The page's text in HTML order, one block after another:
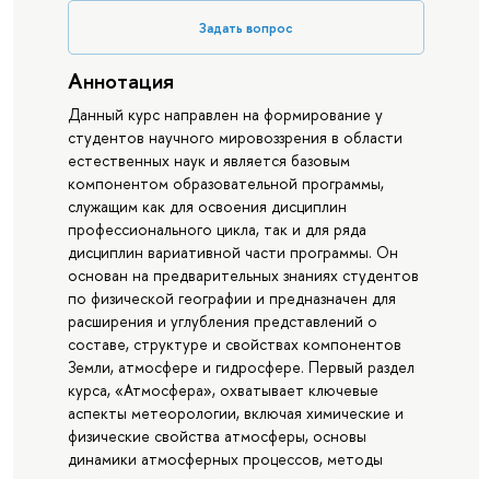
Задать вопрос
Аннотация
Данный курс направлен на формирование у
студентов научного мировоззрения в области
естественных наук и является базовым
компонентом образовательной программы,
служащим как для освоения дисциплин
профессионального цикла, так и для ряда
дисциплин вариативной части программы. Он
основан на предварительных знаниях студентов
по физической географии и предназначен для
расширения и углубления представлений о
составе, структуре и свойствах компонентов
Земли, атмосфере и гидросфере. Первый раздел
курса, «Атмосфера», охватывает ключевые
аспекты метеорологии, включая химические и
физические свойства атмосферы, основы
динамики атмосферных процессов, методы